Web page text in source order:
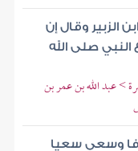
الزبير وقال إن
صلى الله
> عبد الله بن عمر بن
وسعى سعيا